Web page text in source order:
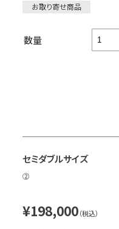
お取り寄せ商品
数量
セミダブルサイズ
②
¥198,000（税込）